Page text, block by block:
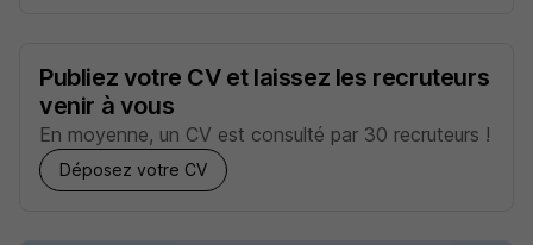
Publiez votre CV et laissez les recruteurs
venir à vous
En moyenne, un CV est consulté par 30 recruteurs !
Déposez votre CV